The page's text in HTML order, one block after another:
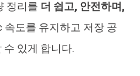
정리를 더 쉽고, 안전하며,
속도를 유지하고 저장 공
있게 합니다.